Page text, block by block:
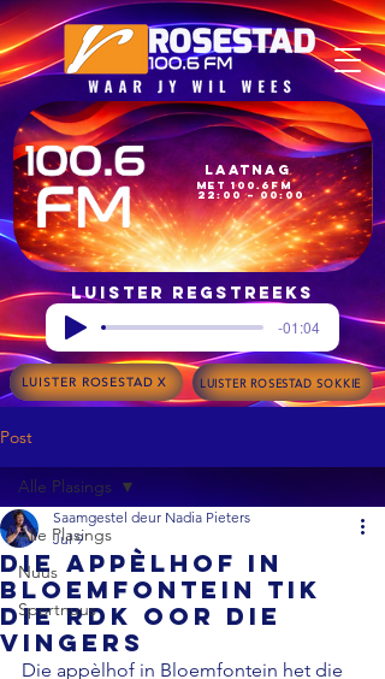
22:00 – 00:00
met 100.6FM
Laatnag
Luister regstreeks
-01:04
LUISTER ROSESTAD X LUISTER ROSESTAD SOKKIE
Post
Alle Plasings
Nuus
Sportnuus
Alle Plasings
Die appèlhof in
Bloemfontein tik
die RDK oor die
vingers
Saamgestel deur Nadia Pieters
Jul 9
Die appèlhof in Bloemfontein het die